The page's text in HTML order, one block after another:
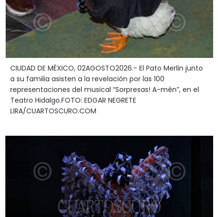
CIUDAD DE MÉXICO, 02AGOSTO2026.- El Pato Merlin junto
a su familia asisten a la revelación por las 100
representaciones del musical “Sorpresas! A-mén”, en el
Teatro Hidalgo.FOTO: EDGAR NEGRETE
LIRA/CUARTOSCURO.COM